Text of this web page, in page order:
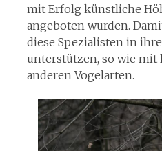
mit Erfolg künstliche
angeboten wurden.
diese Spezialisten in
unterstützen, so wie mit
anderen Vogelarten.